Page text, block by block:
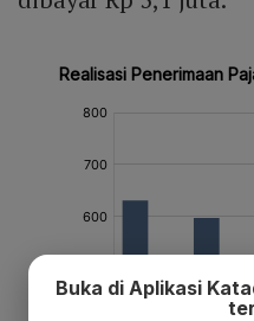
Buka di Aplikasi